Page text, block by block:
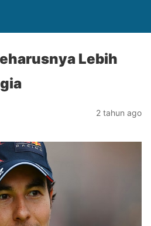
Lebih
2 tahun ago